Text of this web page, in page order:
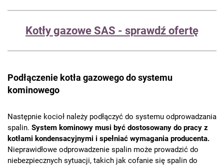
Kotły gazowe SAS - sprawdź ofertę
Podłączenie kotła gazowego do systemu
kominowego
Następnie kocioł należy podłączyć do systemu odprowadzania
spalin. System kominowy musi być dostosowany do pracy z
kotłami kondensacyjnymi i spełniać wymagania producenta.
Nieprawidłowe odprowadzenie spalin może prowadzić do
niebezpiecznych sytuacji, takich jak cofanie się spalin do